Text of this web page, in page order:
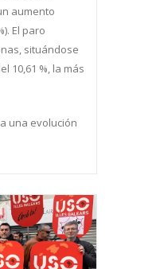
aumento
El paro
situándose
10,61 %, la más
una evolución